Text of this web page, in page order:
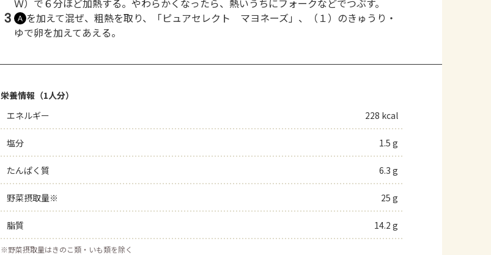
Ｗ）で６分ほど加熱する。やわらかくなったら、熱いうちにフォークなどでつぶす。
3 Ａ を加えて混ぜ、粗熱を取り、「ピュアセレクト マヨネーズ」、（１）のきゅうり・
ゆで卵を加えてあえる。
栄養情報（1人分）
エネルギー
228 kcal
塩分 1.5 g
たんぱく質 6.3 g
野菜摂取量※ 25 g
脂質 14.2 g
※野菜摂取量はきのこ類・いも類を除く